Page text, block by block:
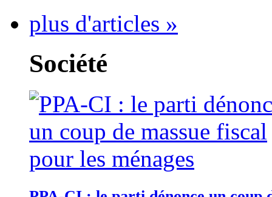
plus d'articles »
Société